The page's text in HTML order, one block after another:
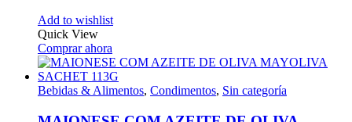
Add to wishlist
Quick View
Comprar ahora
Bebidas & Alimentos, Condimentos, Sin categoría